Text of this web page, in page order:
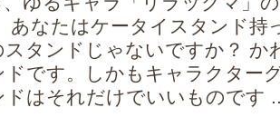
あなたはケータイスタンド持
タンドじゃないですか？ か
ドです。しかもキャラクター
ドはそれだけでいいものです